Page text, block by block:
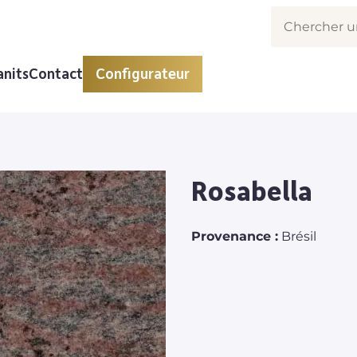
Contact Configurateur
Rosabella
Provenance :Brésil